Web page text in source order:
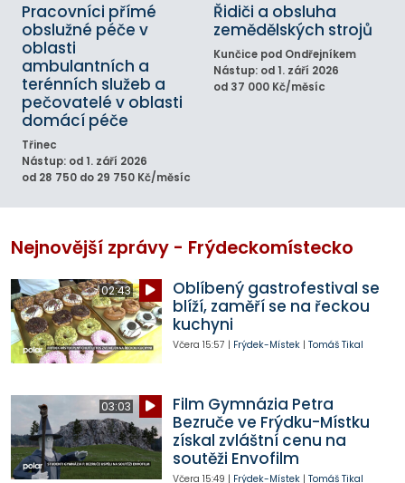
Pracovníci přímé
obslužné péče v
oblasti
ambulantních a
terénních služeb a
pečovatelé v oblasti
domácí péče
Třinec
Nástup: od 1. září 2026
od 28 750 do 29 750 Kč/měsíc
Řidiči a obsluha
zemědělských strojů
Kunčice pod Ondřejníkem
Nástup: od 1. září 2026
od 37 000 Kč/měsíc
Nejnovější zprávy - Frýdeckomístecko
02:43
Oblíbený gastrofestival se
blíží, zaměří se na řeckou
kuchyni
Včera 15:57 | Frýdek-Místek| Tomáš Tikal
03:03
Film Gymnázia Petra
Bezruče ve Frýdku-Místku
získal zvláštní cenu na
soutěži Envofilm
Včera 15:49 | Frýdek-Místek| Tomáš Tikal